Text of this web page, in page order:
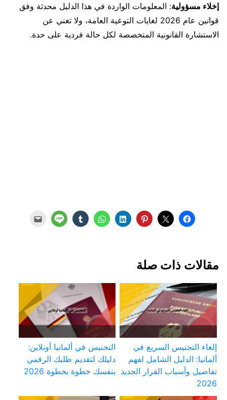
إخلاء مسؤولية: المعلومات الواردة في هذا الدليل محدثة وفق
قوانين عام 2026 لغايات التوعية العامة، ولا تغني عن
الاستشارة القانونية المتخصصة لكل حالة فردية على حدة.
مقالات ذات صلة
إلغاء التجنيس السريع في
ألمانيا: الدليل الشامل لفهم
تفاصيل وأسباب القرار الجديد
2026
التجنيس في ألمانيا أونلاين:
دليلك لتقديم طلبك الرقمي
بنفسك خطوة بخطوة 2026